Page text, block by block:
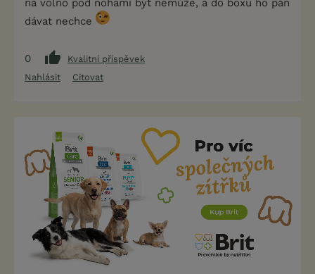
na volno pod nohami být nemůže, a do boxu ho pán
dávat nechce
0
Kvalitní příspěvek
Nahlásit
Citovat